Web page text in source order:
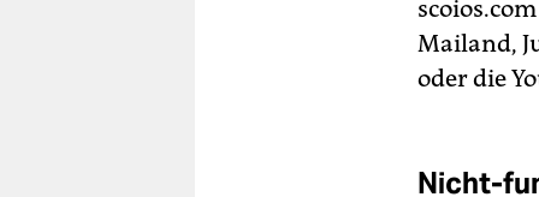
Mailand,
oder die
Nicht-